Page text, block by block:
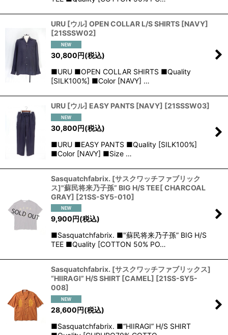
URU [ウル] OPEN COLLAR L/S SHIRTS [NAVY]
[21SSSW02]
30,800円(税込)
■URU ■OPEN COLLAR SHIRTS ■Quality
[SILK100%] ■Color [NAVY] …
URU [ウル] EASY PANTS [NAVY] [21SSSW03]
30,800円(税込)
■URU ■EASY PANTS ■Quality [SILK100%]
■Color [NAVY] ■Size …
Sasquatchfabrix. [サスクワッチファブリック
ス]"蘇民将来乃子孫” BIG H/S TEE[ CHARCOAL
GRAY] [21SS-SY5-010]
9,900 円(税込)
■Sasquatchfabrix. ■"蘇民将来乃子孫” BIG H/S
TEE ■Quality [COTTON 50% PO…
Sasquatchfabrix. [サスクワッチファブリックス]
“HIIRAGI” H/S SHIRT [CAMEL] [21SS-SY5-
008]
28,600円(税込)
■Sasquatchfabrix. ■“HIIRAGI” H/S SHIRT